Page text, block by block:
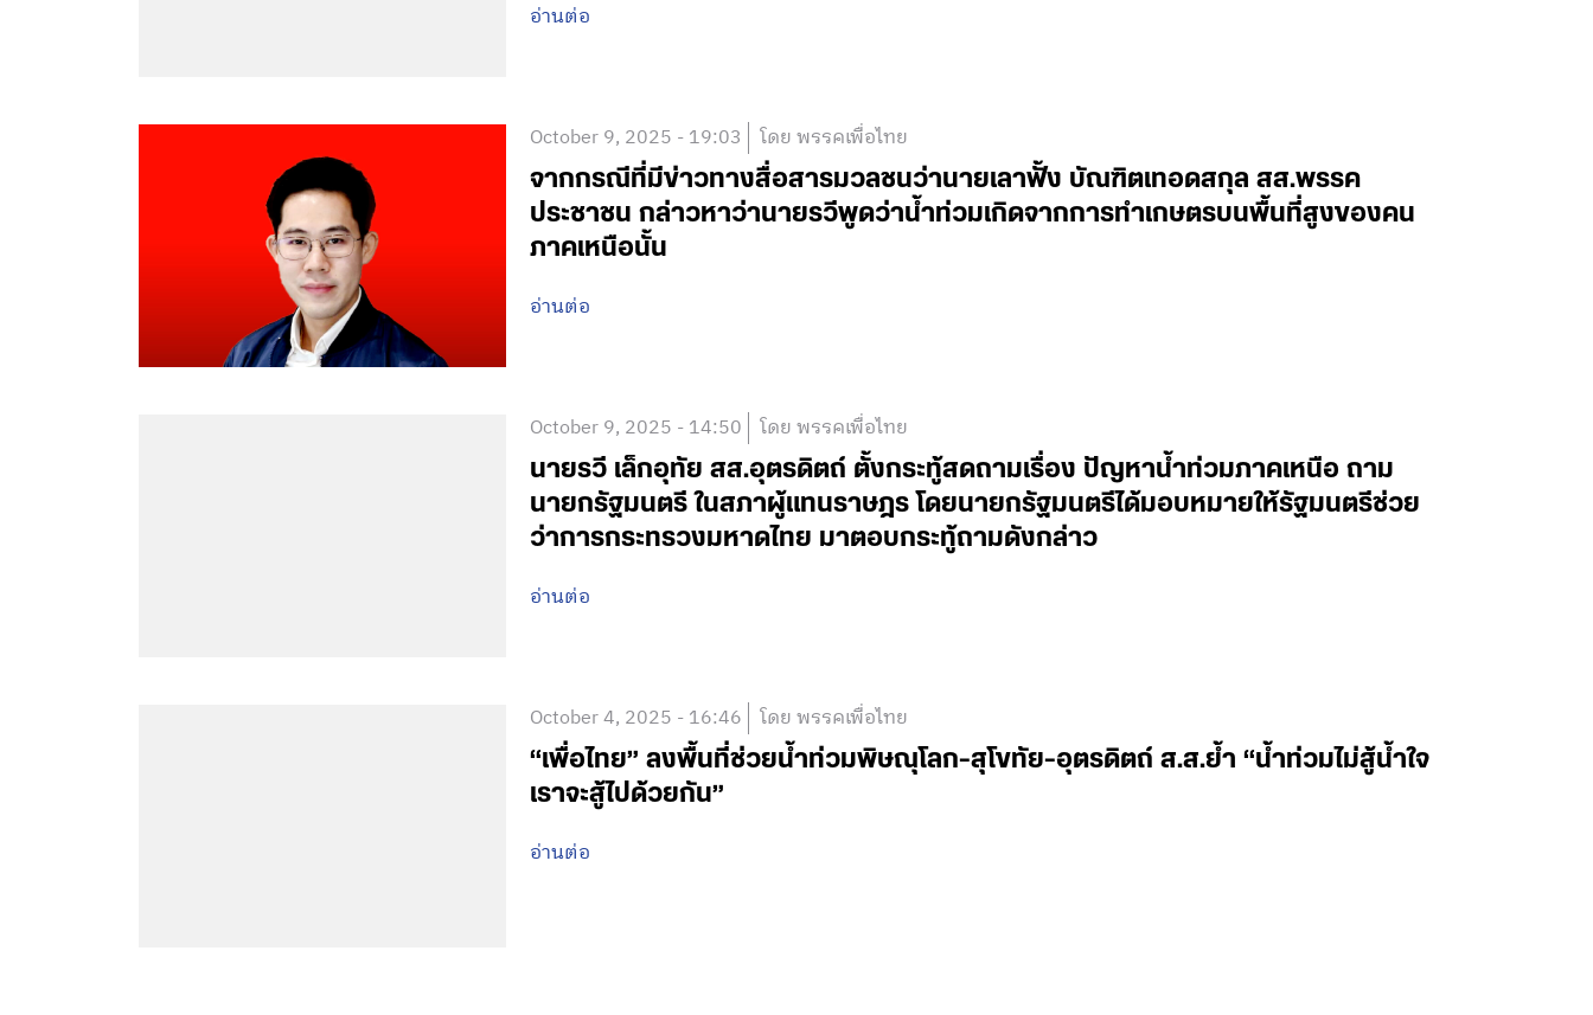
อ่านต่อ
October 9, 2025 - 19:03 โดย พรรคเพื่อไทย
จากกรณีที่มีข่าวทางสื่อสารมวลชนว่านายเลาฟั้ง บัณฑิตเทอดสกุล สส.พรรค
ประชาชน กล่าวหาว่านายรวีพูดว่าน้ำท่วมเกิดจากการทำเกษตรบนพื้นที่สูงของคน
ภาคเหนือนั้น
อ่านต่อ
October 9, 2025 - 14:50 โดย พรรคเพื่อไทย
นายรวี เล็กอุทัย สส.อุตรดิตถ์ ตั้งกระทู้สดถามเรื่อง ปัญหาน้ำท่วมภาคเหนือ ถาม
นายกรัฐมนตรี ในสภาผู้แทนราษฎร โดยนายกรัฐมนตรีได้มอบหมายให้รัฐมนตรีช่วย
ว่าการกระทรวงมหาดไทย มาตอบกระทู้ถามดังกล่าว
อ่านต่อ
October 4, 2025 - 16:46 โดย พรรคเพื่อไทย
“เพื่อไทย” ลงพื้นที่ช่วยน้ำท่วมพิษณุโลก-สุโขทัย-อุตรดิตถ์ ส.ส.ย้ำ “น้ำท่วมไม่สู้น้ำใจ
เราจะสู้ไปด้วยกัน”
อ่านต่อ